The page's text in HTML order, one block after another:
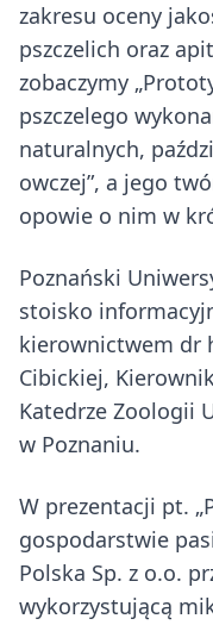
zakresu oceny
pszczelich oraz
zobaczymy
pszczelego
naturalnych,
owczej”, a jego
opowie o nim w
Poznański
stoisko
kierownictwem dr
Cibickiej,
Katedrze Zoologii
w Poznaniu.
W prezentacji pt.
gospodarstwie
Polska Sp. z o.o.
wykorzystującą